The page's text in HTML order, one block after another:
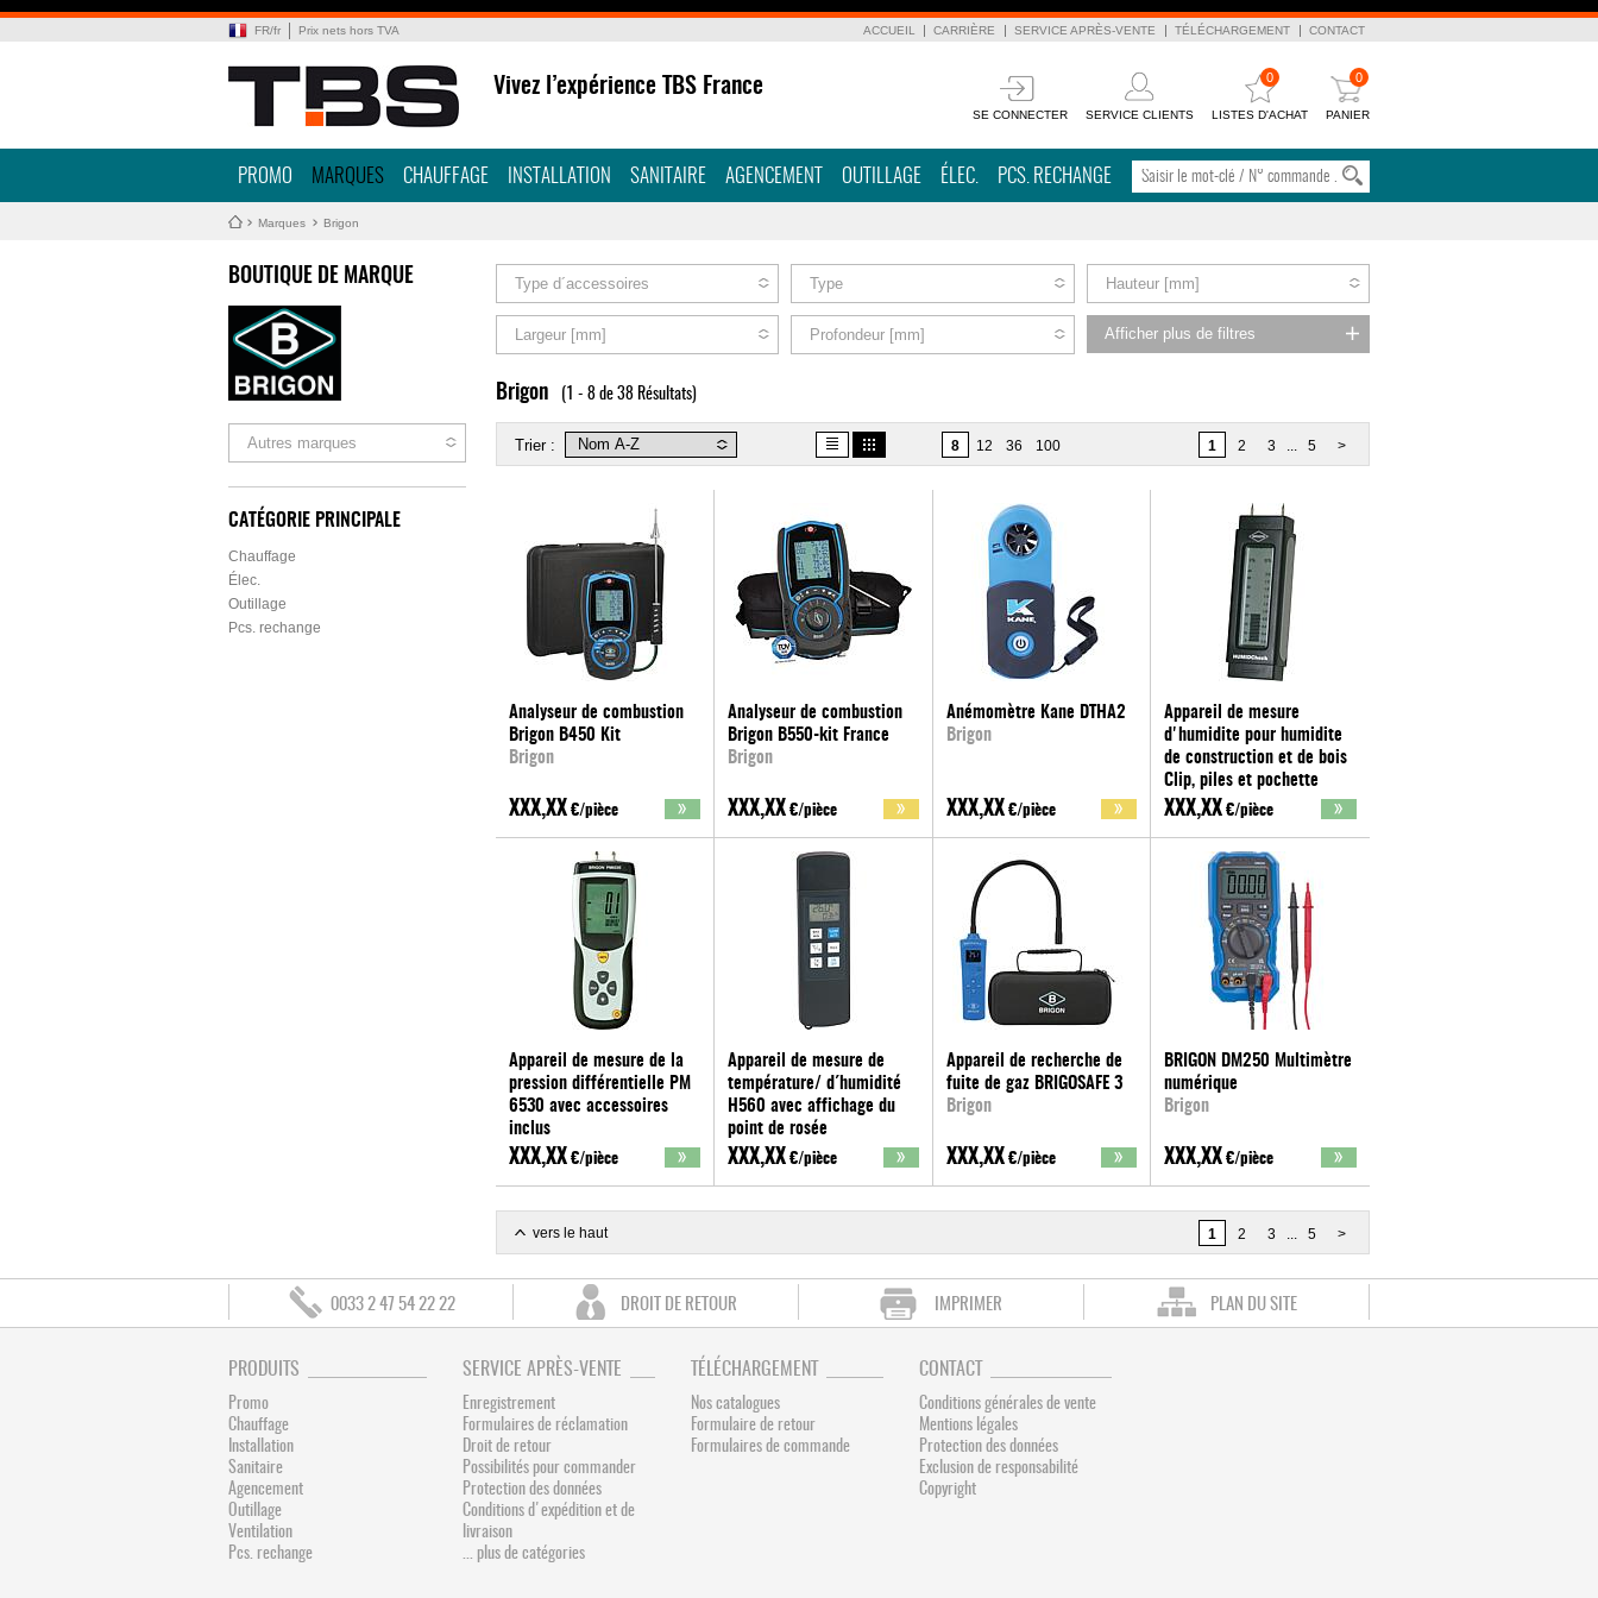
FR/fr Prix nets hors TVA ACCUEIL CARRIÈRE SERVICE APRÈS-VENTE TÉLÉCHARGEMENT CONTACT
Vivez l’expérience TBS France
SE CONNECTER SERVICE CLIENTS
0
LISTES D'ACHAT
0
PANIER
PROMO MARQUES CHAUFFAGE INSTALLATION SANITAIRE AGENCEMENT OUTILLAGE ÉLEC. PCS. RECHANGE
Marques Brigon
BOUTIQUE DE MARQUE
Autres marques
CATÉGORIE PRINCIPALE
Chauffage
Élec.
Outillage
Pcs. rechange
Type d´accessoires Type Hauteur [mm]
Largeur [mm] Profondeur [mm] Afficher plus de filtres
Brigon (1 - 8 de 38 Résultats)
Trier : 8 12 36 100 1 2 3 ... 5 >
Analyseur de combustion
Brigon B450 Kit
Brigon
XXX,XX €/pièce
Analyseur de combustion
Brigon B550-kit France
Brigon
XXX,XX €/pièce
Anémomètre Kane DTHA2
Brigon
XXX,XX €/pièce
Appareil de mesure
d'humidite pour humidite
de construction et de bois
Clip, piles et pochette
inclus
XXX,XX €/pièce
Appareil de mesure de la
pression différentielle PM
6530 avec accessoires
inclus
Brigon
XXX,XX €/pièce
Appareil de mesure de
température/ d´humidité
H560 avec affichage du
point de rosée
Brigon
XXX,XX €/pièce
Appareil de recherche de
fuite de gaz BRIGOSAFE 3
Brigon
XXX,XX €/pièce
BRIGON DM250 Multimètre
numérique
Brigon
XXX,XX €/pièce
vers le haut 1 2 3 ... 5 >
0033 2 47 54 22 22 DROIT DE RETOUR IMPRIMER PLAN DU SITE
PRODUITS
Promo
Chauffage
Installation
Sanitaire
Agencement
Outillage
Ventilation
Pcs. rechange
SERVICE APRÈS-VENTE
Enregistrement
Formulaires de réclamation
Droit de retour
Possibilités pour commander
Protection des données
Conditions d'expédition et de
livraison
... plus de catégories
TÉLÉCHARGEMENT
Nos catalogues
Formulaire de retour
Formulaires de commande
CONTACT
Conditions générales de vente
Mentions légales
Protection des données
Exclusion de responsabilité
Copyright